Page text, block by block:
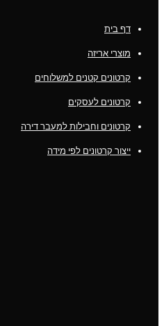
דף בית
מוצרי אריזה
קרטונים קטנים למשלוחים
קרטונים לעסקים
קרטונים וחבילות למעבר דירה
ייצור קרטונים לפי מידה